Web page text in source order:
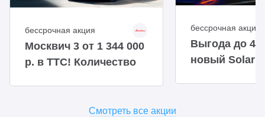
бессрочная акция
Москвич 3 от 1 344 000
р. в ТТС! Количество
бессрочная акция
Выгода до
новый
Смотреть все акции